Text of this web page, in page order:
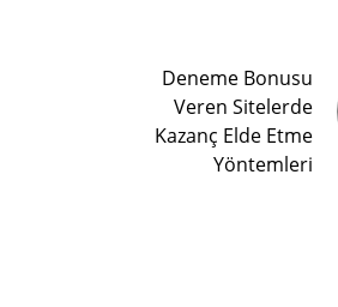
Deneme Bonusu
Veren Sitelerde
Kazanç Elde Etme
Yöntemleri